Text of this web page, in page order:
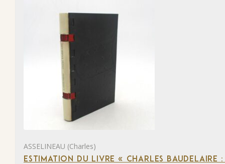
ASSELINEAU (Charles)
ESTIMATION DU LIVRE « CHARLES BAUDELAIRE